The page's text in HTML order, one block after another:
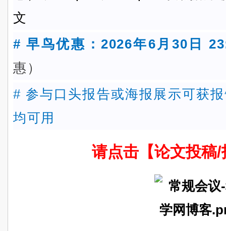
文
# 早鸟优惠：2026年6月30日
惠）
# 参与口头报告或海报展示可获
均可用
请点击【论文投稿